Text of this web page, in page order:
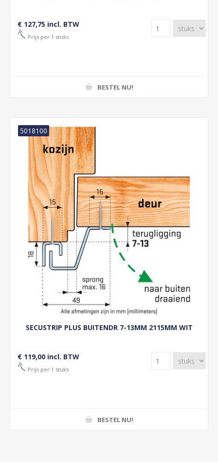
€ 127,75 incl. BTW
Prijs per 1 stuks
BESTEL NU!
SECUSTRIP PLUS BUITENDR 7-13MM 2115MM WIT
5018100
€ 119,00 incl. BTW
Prijs per 1 stuks
BESTEL NU!